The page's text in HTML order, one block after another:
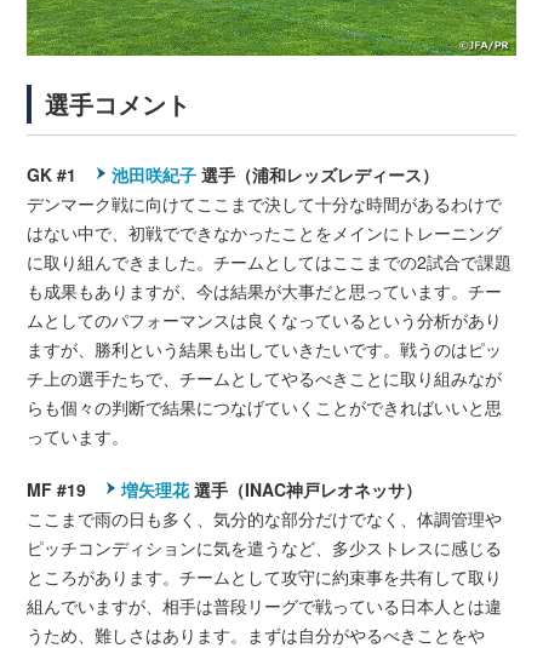
選手コメント
GK #1 池田咲紀子 選手（浦和レッズレディース）
デンマーク戦に向けてここまで決して十分な時間があるわけで
はない中で、初戦でできなかったことをメインにトレーニング
に取り組んできました。チームとしてはここまでの2試合で課題
も成果もありますが、今は結果が大事だと思っています。チー
ムとしてのパフォーマンスは良くなっているという分析があり
ますが、勝利という結果も出していきたいです。戦うのはピッ
チ上の選手たちで、チームとしてやるべきことに取り組みなが
らも個々の判断で結果につなげていくことができればいいと思
っています。
MF #19 増矢理花選手（INAC神戸レオネッサ）
ここまで雨の日も多く、気分的な部分だけでなく、体調管理や
ピッチコンディションに気を遣うなど、多少ストレスに感じる
ところがあります。チームとして攻守に約束事を共有して取り
組んでいますが、相手は普段リーグで戦っている日本人とは違
うため、難しさはあります。まずは自分がやるべきことをや